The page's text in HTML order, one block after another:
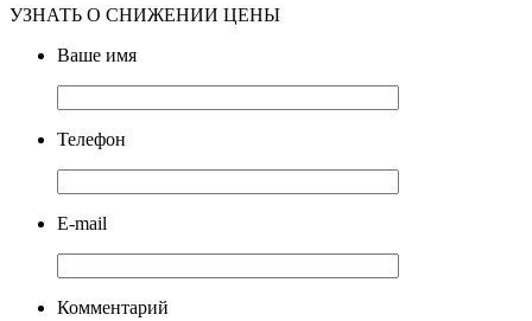
УЗНАТЬ О СНИЖЕНИИ ЦЕНЫ
Ваше имя
Телефон
E-mail
Комментарий